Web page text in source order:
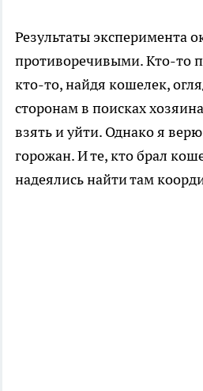
Результаты эксперимента
противоречивыми. Кто-то
кто-то, найдя кошелек,
сторонам в поисках
взять и уйти. Однако я
горожан. И те, кто брал
надеялись найти там